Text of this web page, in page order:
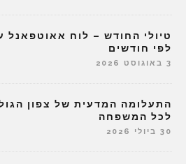
טיולי החודש – לוח אאוטפאנל
לפי חודשים
3 באוגוסט 2026
התעלומה המדעית של צפון
לכל המשפחה
30 ביולי 2026